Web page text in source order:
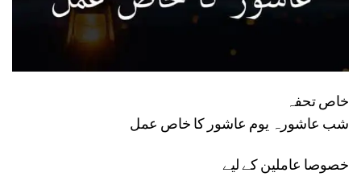
خاص تحفہ
شب عاشورہ یوم عاشور کا خاص عمل
خصوصا عاملین کے لیے